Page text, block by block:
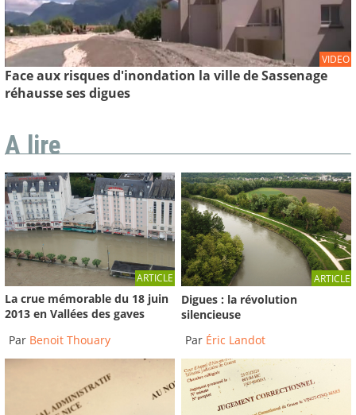
VIDEO
Face aux risques d'inondation la ville de Sassenage
réhausse ses digues
A lire
ARTICLE
La crue mémorable du 18 juin
2013 en Vallées des gaves
Par Benoit Thouary
ARTICLE
Digues : la révolution
silencieuse
Par Éric Landot